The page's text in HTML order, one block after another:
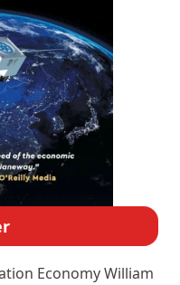
EconomyWilliam